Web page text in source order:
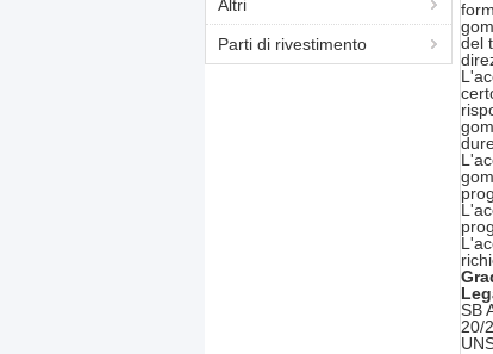
Altri
Parti di rivestimento
del
SB
20/